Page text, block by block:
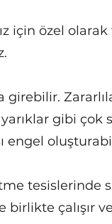
için özel
girebilir.
gibi çok
engel
tesislerinde
birlikte çalışır